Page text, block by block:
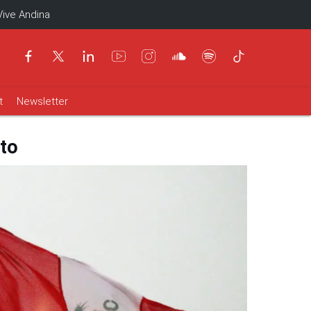
Andina
Newsletter